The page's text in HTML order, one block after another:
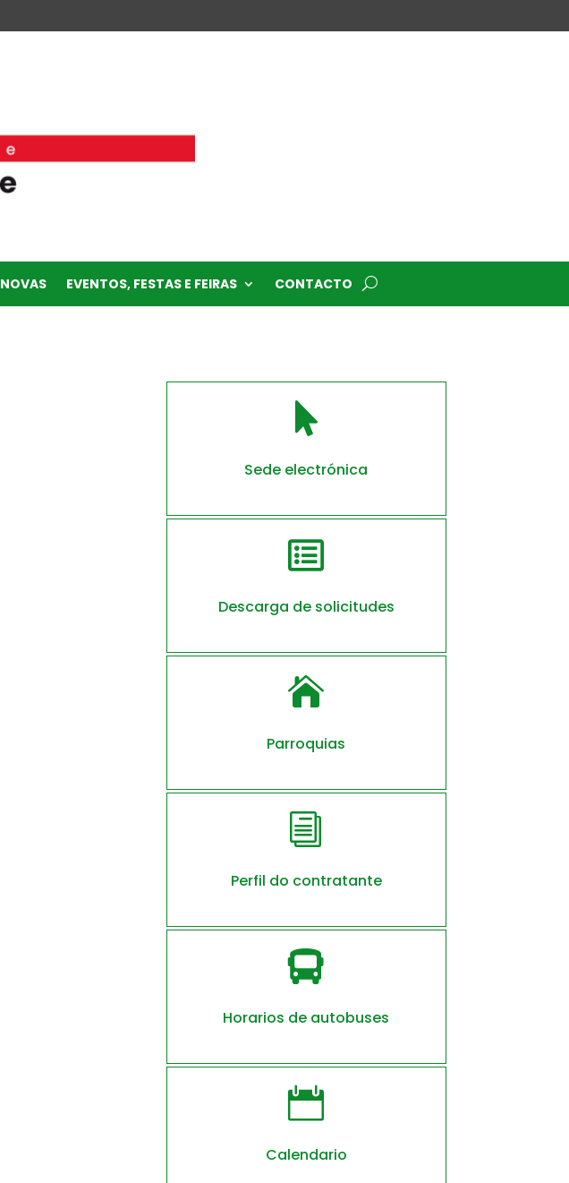
NOVAS EVENTOS, FESTAS E FEIRAS CONTACTO

Sede electrónica

Descarga de solicitudes

Parroquias
i
Perfil do contratante

Horarios de autobuses

Calendario